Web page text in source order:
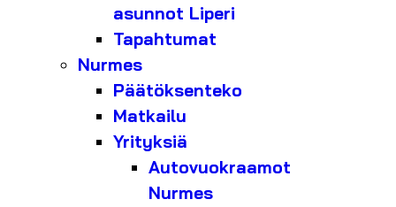
asunnot Liperi
Tapahtumat
Nurmes
Päätöksenteko
Matkailu
Yrityksiä
Autovuokraamot
Nurmes